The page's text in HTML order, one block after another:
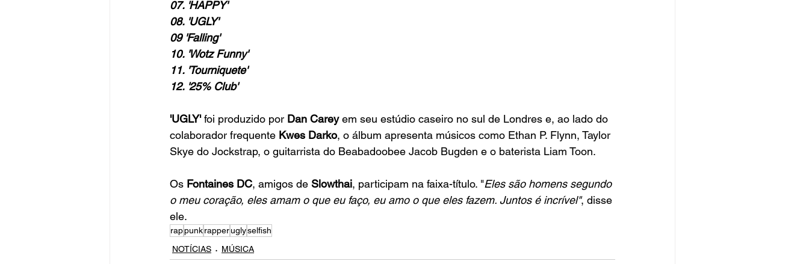
07. 'HAPPY'
08. 'UGLY'
09 'Falling'
10. 'Wotz Funny'
11. 'Tourniquete'
12. '25% Club'
'UGLY' foi produzido por Dan Carey em seu estúdio caseiro no sul de Londres e, ao lado do
colaborador frequente Kwes Darko, o álbum apresenta músicos como Ethan P. Flynn, Taylor
Skye do Jockstrap, o guitarrista do Beabadoobee Jacob Bugden e o baterista Liam Toon.
Os Fontaines DC, amigos de Slowthai, participam na faixa-título. "Eles são homens segundo
o meu coração, eles amam o que eu faço, eu amo o que eles fazem. Juntos é incrível", disse
ele.
rappunkrapperuglyselfish
NOTÍCIAS
MÚSICA